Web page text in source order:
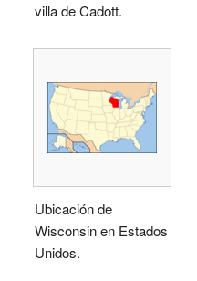
villa de Cadott.
Ubicación de
Wisconsin en Estados
Unidos.